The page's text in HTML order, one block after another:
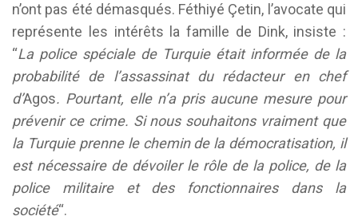
n’ont pas été démasqués. Féthiyé Çetin, l’avocate qui
représente les intérêts la famille de Dink, insiste :
“La police spéciale de Turquie était informée de la
probabilité de l’assassinat du rédacteur en chef
d’Agos. Pourtant, elle n’a pris aucune mesure pour
prévenir ce crime. Si nous souhaitons vraiment que
la Turquie prenne le chemin de la démocratisation, il
est nécessaire de dévoiler le rôle de la police, de la
police militaire et des fonctionnaires dans la
société“.